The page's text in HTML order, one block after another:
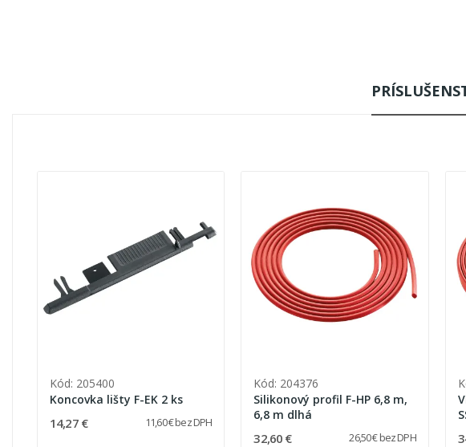
Kód: 205400
Koncovka lišty F-EK 2 ks
14,27 € 11,60 € bez DPH
Kód: 204376
Silikonový profil F-HP 6,8 m,
6,8 m dlhá
32,60 € 26,50 € bez DPH